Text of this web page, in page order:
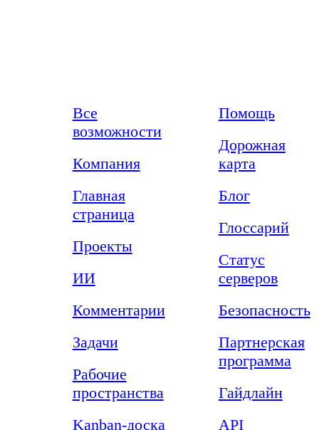
Все
возможности
Компания
Главная
страница
Проекты
ИИ
Комментарии
Задачи
Рабочие
пространства
Kanban-доска
Помощь
Дорожная
карта
Блог
Глоссарий
Статус
серверов
Безопасность
Партнерская
программа
Гайдлайн
API